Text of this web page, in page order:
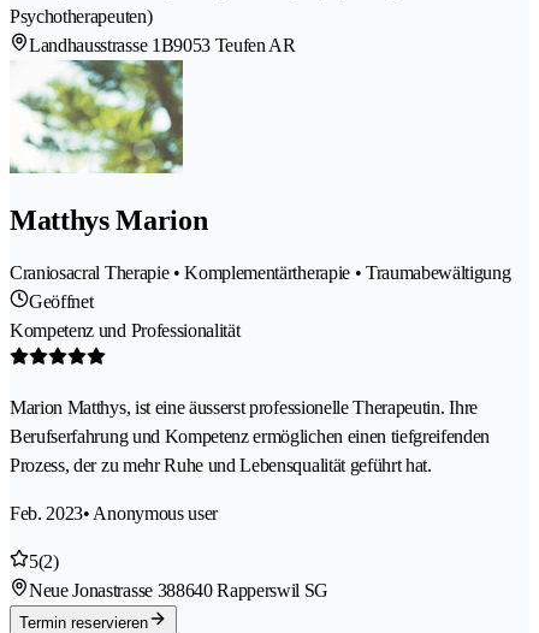
Psychotherapeuten)
Landhausstrasse 1B9053 Teufen AR
Matthys Marion
Craniosacral Therapie • Komplementärtherapie • Traumabewältigung
Geöffnet
Kompetenz und Professionalität
Marion Matthys, ist eine äusserst professionelle Therapeutin. Ihre
Berufserfahrung und Kompetenz ermöglichen einen tiefgreifenden
Prozess, der zu mehr Ruhe und Lebensqualität geführt hat.
Feb. 2023• Anonymous user
5(2)
Neue Jonastrasse 388640 Rapperswil SG
Termin reservieren